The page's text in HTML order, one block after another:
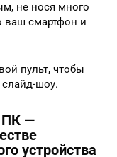
не нося много
ваш смартфон и
пульт, чтобы
слайд-шоу.
ПК —
устройства